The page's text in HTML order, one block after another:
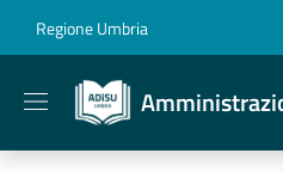
Regione Umbria